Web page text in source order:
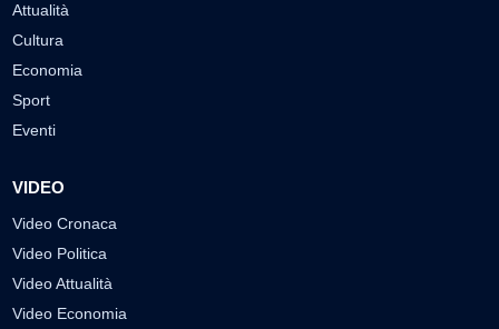
Attualità
Cultura
Economia
Sport
Eventi
VIDEO
Video Cronaca
Video Politica
Video Attualità
Video Economia